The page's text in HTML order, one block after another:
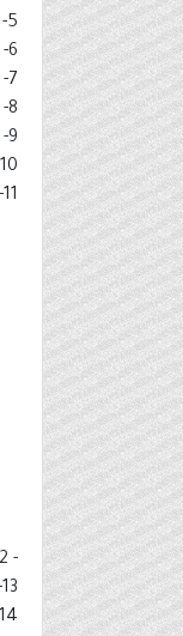
5- مهندس المشاريع الضخمة.
6- عامل تشغيل.
7- مدير تطوير المشاريع.
8- كهربائي.
9- أخصائي أجهزة.
10- أخصائي تصنيف.
11- ميكانيكي.
- 12- أخصائي تحليل البيانات.
13- أخصائي عمليات.
14- مساعد مستودع.